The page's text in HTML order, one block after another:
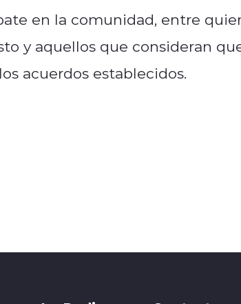
en la comunidad, entre
y aquellos que consideran
acuerdos establecidos.